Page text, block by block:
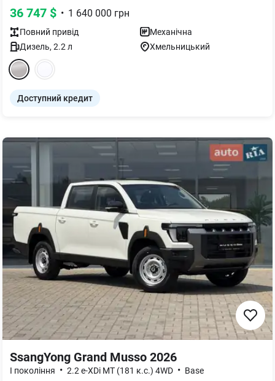
36 747 $ • 1 640 000 грн
Повний привід
Механічна
Дизель, 2.2 л Хмельницький
Доступний кредит
SsangYong Grand Musso 2026
I покоління • 2.2 e-XDi MT (181 к.с.) 4WD • Base